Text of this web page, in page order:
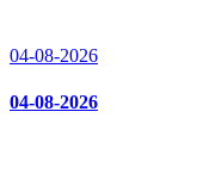
04-08-2026
04-08-2026